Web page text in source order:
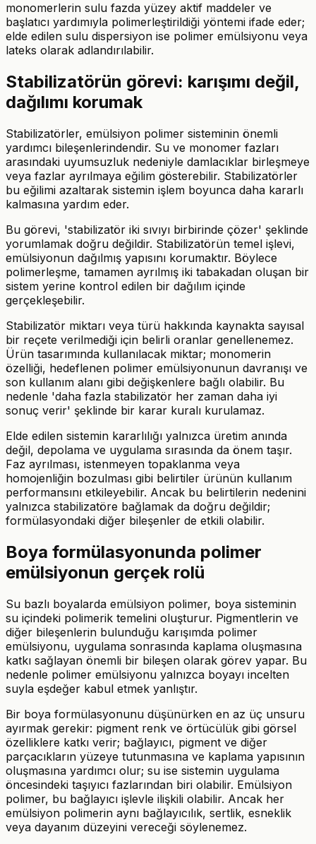
monomerlerin sulu fazda yüzey aktif maddeler ve
başlatıcı yardımıyla polimerleştirildiği yöntemi ifade eder;
elde edilen sulu dispersiyon ise polimer emülsiyonu veya
lateks olarak adlandırılabilir.
Stabilizatörün görevi: karışımı değil,
dağılımı korumak
Stabilizatörler, emülsiyon polimer sisteminin önemli
yardımcı bileşenlerindendir. Su ve monomer fazları
arasındaki uyumsuzluk nedeniyle damlacıklar birleşmeye
veya fazlar ayrılmaya eğilim gösterebilir. Stabilizatörler
bu eğilimi azaltarak sistemin işlem boyunca daha kararlı
kalmasına yardım eder.
Bu görevi, 'stabilizatör iki sıvıyı birbirinde çözer' şeklinde
yorumlamak doğru değildir. Stabilizatörün temel işlevi,
emülsiyonun dağılmış yapısını korumaktır. Böylece
polimerleşme, tamamen ayrılmış iki tabakadan oluşan bir
sistem yerine kontrol edilen bir dağılım içinde
gerçekleşebilir.
Stabilizatör miktarı veya türü hakkında kaynakta sayısal
bir reçete verilmediği için belirli oranlar genellenemez.
Ürün tasarımında kullanılacak miktar; monomerin
özelliği, hedeflenen polimer emülsiyonunun davranışı ve
son kullanım alanı gibi değişkenlere bağlı olabilir. Bu
nedenle 'daha fazla stabilizatör her zaman daha iyi
sonuç verir' şeklinde bir karar kuralı kurulamaz.
Elde edilen sistemin kararlılığı yalnızca üretim anında
değil, depolama ve uygulama sırasında da önem taşır.
Faz ayrılması, istenmeyen topaklanma veya
homojenliğin bozulması gibi belirtiler ürünün kullanım
performansını etkileyebilir. Ancak bu belirtilerin nedenini
yalnızca stabilizatöre bağlamak da doğru değildir;
formülasyondaki diğer bileşenler de etkili olabilir.
Boya formülasyonunda polimer
emülsiyonun gerçek rolü
Su bazlı boyalarda emülsiyon polimer, boya sisteminin
su içindeki polimerik temelini oluşturur. Pigmentlerin ve
diğer bileşenlerin bulunduğu karışımda polimer
emülsiyonu, uygulama sonrasında kaplama oluşmasına
katkı sağlayan önemli bir bileşen olarak görev yapar. Bu
nedenle polimer emülsiyonu yalnızca boyayı incelten
suyla eşdeğer kabul etmek yanlıştır.
Bir boya formülasyonunu düşünürken en az üç unsuru
ayırmak gerekir: pigment renk ve örtücülük gibi görsel
özelliklere katkı verir; bağlayıcı, pigment ve diğer
parçacıkların yüzeye tutunmasına ve kaplama yapısının
oluşmasına yardımcı olur; su ise sistemin uygulama
öncesindeki taşıyıcı fazlarından biri olabilir. Emülsiyon
polimer, bu bağlayıcı işlevle ilişkili olabilir. Ancak her
emülsiyon polimerin aynı bağlayıcılık, sertlik, esneklik
veya dayanım düzeyini vereceği söylenemez.